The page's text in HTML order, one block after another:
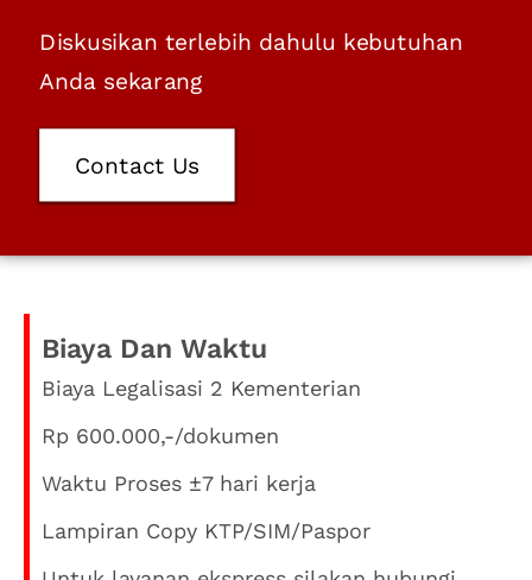
Diskusikan terlebih dahulu kebutuhan
Anda sekarang
Contact Us
Biaya Dan Waktu
Biaya Legalisasi 2 Kementerian
Rp 600.000,-/dokumen
Waktu Proses ±7 hari kerja
Lampiran Copy KTP/SIM/Paspor